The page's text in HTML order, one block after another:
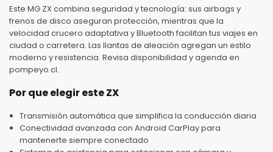
Este MG ZX combina seguridad y tecnología: sus airbags y
frenos de disco aseguran protección, mientras que la
velocidad crucero adaptativa y Bluetooth facilitan tus viajes en
ciudad o carretera. Las llantas de aleación agregan un estilo
moderno y resistencia. Revisa disponibilidad y agenda en
pompeyo.cl.
Por que elegir este ZX
Transmisión automática que simplifica la conducción diaria
Conectividad avanzada con Android CarPlay para
mantenerte siempre conectado